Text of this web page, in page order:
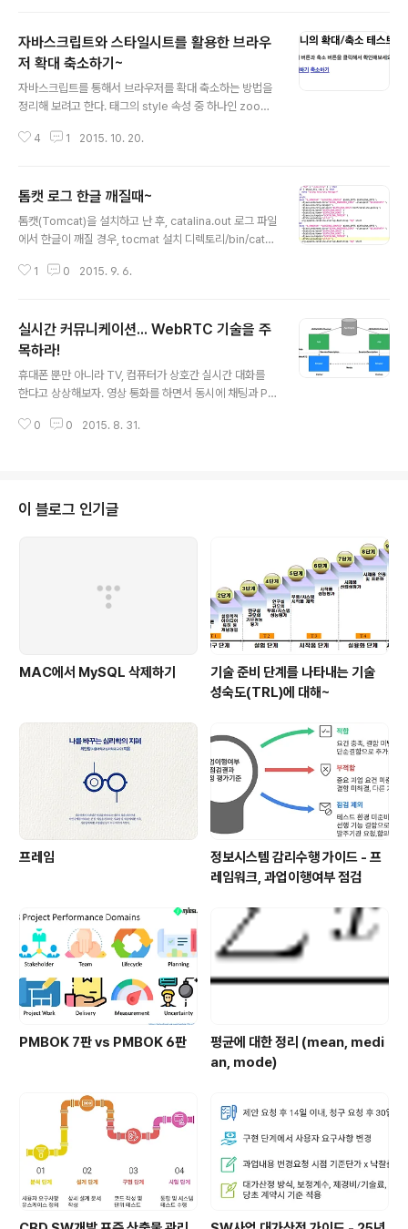
비게이션을 각 페이지에 맞춰서 선택한 형태로 변경할 때
바로 이 기능을 사용하면 된다. 메타 태그 넣기 먼저 각 페
이지에 다음과 같이 메타 태그를 삽입한다. 미니 메뉴 첫번
째 첫번째 메뉴를 선택한 화면입니다. 5번째 줄에 이름이
"selection"이고, 값이 "mini1"인 메타 태그를 추가한 것
을 볼 수 있다. 다른 페이지에도 각각의 고유한 값을 가진
자바스크립트와 스타일시트를 활용한 브라우
저 확대 축소하기~
자바스크립트를 통해서 브라우저를 확대 축소하는 방법을
정리해 보려고 한다. 태그의 style 속성 중 하나인 zoom
스크립트 구현 20%씩 확대하고 축소하는 자바스크립트
하도록 했다. 그리고 document.body.style.zoom 값
을 변경해서 확대 축소를 구현할 수 있다. 다양한 브라우저
지원 그러나 위 예제는 인터넷 익스플로러, 구글 크롬, 사파
위해서는 CSS3의 Transform을 활용해야 한다. 이 부분
4 1 2015. 10. 20.
톰캣 로그 한글 깨질때~
톰캣(Tomcat)을 설치하고 난 후, catalina.out 로그 파일
에서 한글이 깨질 경우, tocmat 설치 디렉토리/bin/catali
인코딩 정보를 추가하면 된다. exec "$_RUNJAVA"
RSED_DIRS" -classpath "$CLASSPATH" \ -Dcata
lina.base="$CATALINA_BASE" \ -Dcatalina.hom
e="$CATALINA_HOME" \ -Djava.io.tmpdir="$CA
TALINA_TMPDIR" \ -Dfile.encoding="utf-8" \ or
1 0 2015. 9. 6.
실시간 커뮤니케이션... WebRTC 기술을 주
목하라!
휴대폰 뿐만 아니라 TV, 컴퓨터가 상호간 실시간 대화를
한다고 상상해보자. 영상 통화를 하면서 동시에 채팅과 P2
는 WebRTC 기술의 비전이다. WebRTC를 활용한 아자
운로드, 11개월만에 1,000만 다운로드를 달성했다. (현재
2,000만 가입자 수...) 2011년 발표된 WebRTC 기술과
0 0 2015. 8. 31.
이 블로그 인기글
MAC에서 MySQL 삭제하기
기술 준비 단계를 나타내는 기술
성숙도(TRL)에 대해~
프레임
정보시스템 감리수행 가이드 - 프
레임워크, 과업이행여부 점검
PMBOK 7판 vs PMBOK 6판
평균에 대한 정리 (mean, medi
an, mode)